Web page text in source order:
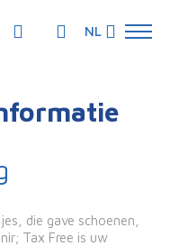
NL
die gave schoenen,
Tax Free is uw